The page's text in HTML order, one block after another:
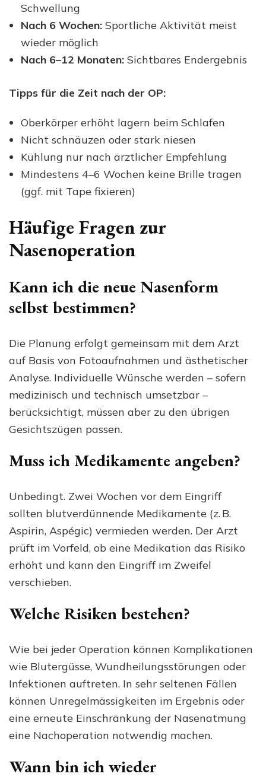
Schwellung
Nach 6 Wochen: Sportliche Aktivität meist
wieder möglich
Nach 6–12 Monaten: Sichtbares Endergebnis
Tipps für die Zeit nach der OP:
Oberkörper erhöht lagern beim Schlafen
Nicht schnäuzen oder stark niesen
Kühlung nur nach ärztlicher Empfehlung
Mindestens 4–6 Wochen keine Brille tragen
(ggf. mit Tape fixieren)
Häufige Fragen zur
Nasenoperation
Kann ich die neue Nasenform
selbst bestimmen?
Die Planung erfolgt gemeinsam mit dem Arzt
auf Basis von Fotoaufnahmen und ästhetischer
Analyse. Individuelle Wünsche werden – sofern
medizinisch und technisch umsetzbar –
berücksichtigt, müssen aber zu den übrigen
Gesichtszügen passen.
Muss ich Medikamente angeben?
Unbedingt. Zwei Wochen vor dem Eingriff
sollten blutverdünnende Medikamente (z. B.
Aspirin, Aspégic) vermieden werden. Der Arzt
prüft im Vorfeld, ob eine Medikation das Risiko
erhöht und kann den Eingriff im Zweifel
verschieben.
Welche Risiken bestehen?
Wie bei jeder Operation können Komplikationen
wie Blutergüsse, Wundheilungsstörungen oder
Infektionen auftreten. In sehr seltenen Fällen
können Unregelmässigkeiten im Ergebnis oder
eine erneute Einschränkung der Nasenatmung
eine Nachoperation notwendig machen.
Wann bin ich wieder